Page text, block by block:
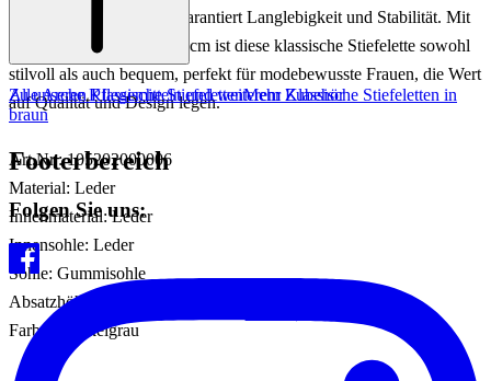
bietet. Die Gummisohle garantiert Langlebigkeit und Stabilität. Mit
einer Absatzhöhe von 3,5 cm ist diese klassische Stiefelette sowohl
stilvoll als auch bequem, perfekt für modebewusste Frauen, die Wert
auf Qualität und Design legen.
Art.Nr.: 105202000006
Material: Leder
Innenmaterial: Leder
Innensohle: Leder
Sohle: Gummisohle
Absatzhöhe: ca. 3,5 cm
Farbe: Dunkelgrau
Zu unseren Pflegemitteln und weiterem Zubehör
Alle Arche Klassische StiefelettenMehr Klassische Stiefeletten in
braun
Footerbereich
Folgen Sie uns: